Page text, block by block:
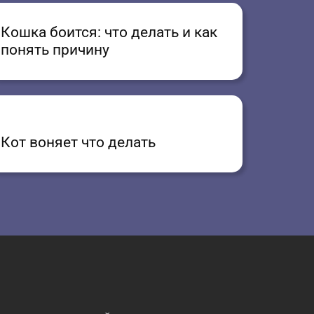
Кошка боится: что делать и как
понять причину
Кот воняет что делать